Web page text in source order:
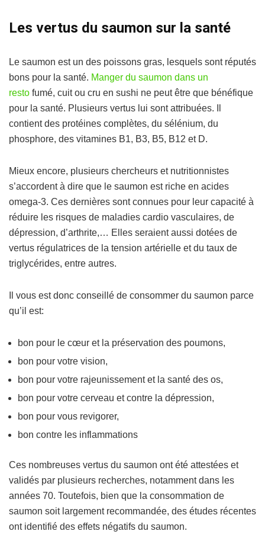
Les vertus du saumon sur la santé
Le saumon est un des poissons gras, lesquels sont réputés
bons pour la santé. Manger du saumon dans un
resto fumé, cuit ou cru en sushi ne peut être que bénéfique
pour la santé. Plusieurs vertus lui sont attribuées. Il
contient des protéines complètes, du sélénium, du
phosphore, des vitamines B1, B3, B5, B12 et D.
Mieux encore, plusieurs chercheurs et nutritionnistes
s’accordent à dire que le saumon est riche en acides
omega-3. Ces dernières sont connues pour leur capacité à
réduire les risques de maladies cardio vasculaires, de
dépression, d’arthrite,… Elles seraient aussi dotées de
vertus régulatrices de la tension artérielle et du taux de
triglycérides, entre autres.
Il vous est donc conseillé de consommer du saumon parce
qu’il est:
bon pour le cœur et la préservation des poumons,
bon pour votre vision,
bon pour votre rajeunissement et la santé des os,
bon pour votre cerveau et contre la dépression,
bon pour vous revigorer,
bon contre les inflammations
Ces nombreuses vertus du saumon ont été attestées et
validés par plusieurs recherches, notamment dans les
années 70. Toutefois, bien que la consommation de
saumon soit largement recommandée, des études récentes
ont identifié des effets négatifs du saumon.